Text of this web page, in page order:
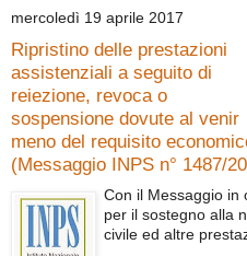
mercoledì 19 aprile 2017
Ripristino delle prestazioni
assistenziali a seguito di
reiezione, revoca o
sospensione dovute al venir
meno del requisito
(Messaggio INPS n° 1487/
Con il Messaggio in
per il sostegno alla
civile ed altre